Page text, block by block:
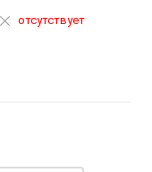
отсутствует